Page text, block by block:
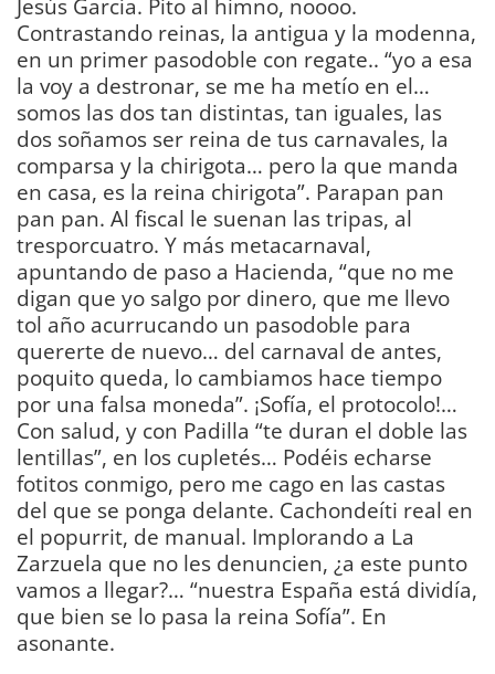
Jesús García. Pito al himno, noooo.
Contrastando reinas, la antigua y la modenna,
en un primer pasodoble con regate.. “yo a esa
la voy a destronar, se me ha metío en el…
somos las dos tan distintas, tan iguales, las
dos soñamos ser reina de tus carnavales, la
comparsa y la chirigota… pero la que manda
en casa, es la reina chirigota”. Parapan pan
pan pan. Al fiscal le suenan las tripas, al
tresporcuatro. Y más metacarnaval,
apuntando de paso a Hacienda, “que no me
digan que yo salgo por dinero, que me llevo
tol año acurrucando un pasodoble para
quererte de nuevo… del carnaval de antes,
poquito queda, lo cambiamos hace tiempo
por una falsa moneda”. ¡Sofía, el protocolo!…
Con salud, y con Padilla “te duran el doble las
lentillas”, en los cupletés… Podéis echarse
fotitos conmigo, pero me cago en las castas
del que se ponga delante. Cachondeíti real en
el popurrit, de manual. Implorando a La
Zarzuela que no les denuncien, ¿a este punto
vamos a llegar?… “nuestra España está dividía,
que bien se lo pasa la reina Sofía”. En
asonante.